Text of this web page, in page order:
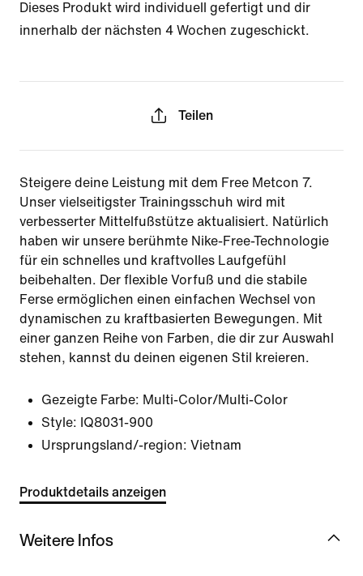
Dieses Produkt wird individuell gefertigt und dir
innerhalb der nächsten 4 Wochen zugeschickt.
Teilen
Steigere deine Leistung mit dem Free Metcon 7.
Unser vielseitigster Trainingsschuh wird mit
verbesserter Mittelfußstütze aktualisiert. Natürlich
haben wir unsere berühmte Nike-Free-Technologie
für ein schnelles und kraftvolles Laufgefühl
beibehalten. Der flexible Vorfuß und die stabile
Ferse ermöglichen einen einfachen Wechsel von
dynamischen zu kraftbasierten Bewegungen. Mit
einer ganzen Reihe von Farben, die dir zur Auswahl
stehen, kannst du deinen eigenen Stil kreieren.
Gezeigte Farbe: Multi-Color/Multi-Color
Style: IQ8031-900
Ursprungsland/-region: Vietnam
Produktdetails anzeigen
Weitere Infos